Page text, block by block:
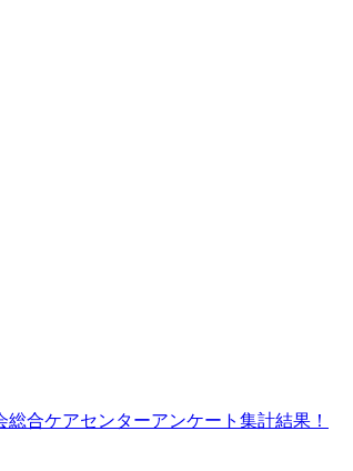
総合ケアセンターアンケート集計結果！